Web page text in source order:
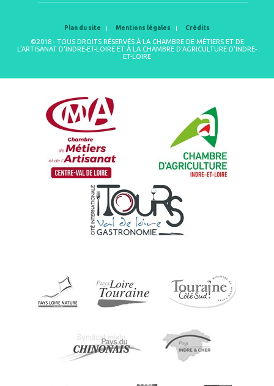
Plan du site Mentions légales Crédits
©2018 - TOUS DROITS RÉSERVÉS À LA CHAMBRE DE MÉTIERS ET DE
L'ARTISANAT D'INDRE-ET-LOIRE ET À LA CHAMBRE D'AGRICULTURE D'INDRE-
ET-LOIRE